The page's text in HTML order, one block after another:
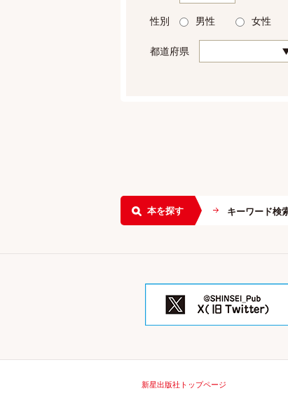
性別 男性 女性
都道府県
本を探す キーワード検
新星出版社トップページ